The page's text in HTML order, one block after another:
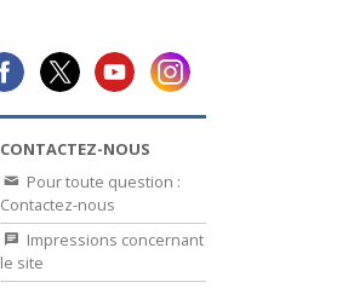
CONTACTEZ-NOUS
Pour toute question :
Contactez-nous
Impressions concernant
le site